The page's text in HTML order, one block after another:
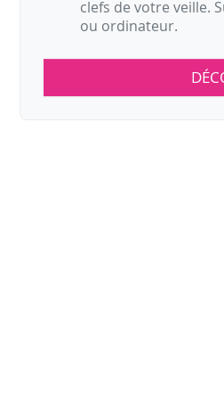
clefs de votre veille.
ou ordinateur.